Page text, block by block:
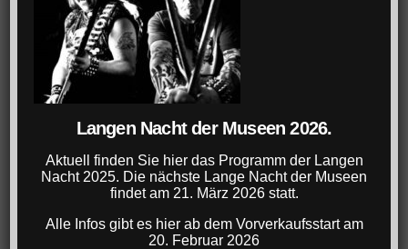
Langen Nacht der Museen 2026.
Aktuell finden Sie hier das Programm der Langen
Nacht 2025. Die nächste Lange Nacht der Museen
findet am 21. März 2026 statt.
Alle Infos gibt es hier ab dem Vorverkaufsstart am
20. Februar 2026